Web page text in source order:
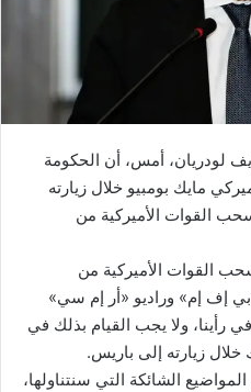
لودريان، أمس، أن الحكومة
مايك بومبيو خلال زيارته
القوات الأميركية من
القوات الأميركية من
إف إم» وراديو «أر إم سي»
رأينا، ولا يجب القيام بذلك في
خلال زيارته إلى باريس.
الشائكة التي سنتناولها،